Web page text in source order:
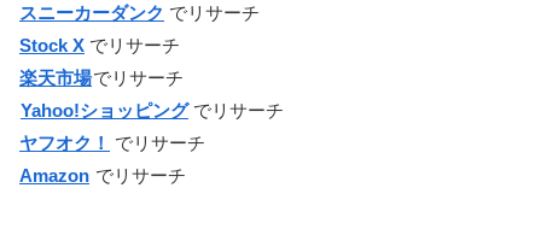
スニーカーダンク でリサーチ
Stock X でリサーチ
楽天市場でリサーチ
Yahoo!ショッピングでリサーチ
ヤフオク！
でリサーチ
Amazon でリサーチ